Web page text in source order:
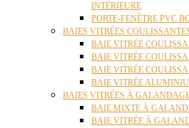
INTÉRIEURE
PORTE-FENÊTRE PVC
BAIES VITRÉES
BAIE VITRÉE
BAIE VITRÉE
BAIE VITRÉE
BAIE VITRÉE
BAIES VITRÉES À
BAIE MIXTE À
BAIE VITRÉE À